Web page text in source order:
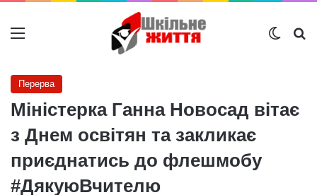
Меню
Перерва
Міністерка Ганна Новосад вітає
з Днем освітян та закликає
приєднатись до флешмобу
#ДякуюВчителю